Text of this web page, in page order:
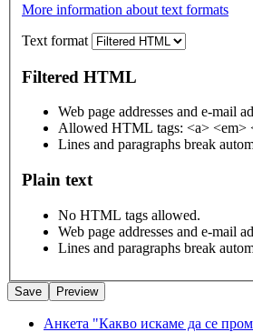
More information about text formats
Text format
Filtered HTML
Web page addresses and e-mail
Allowed HTML tags: <a> <em>
Lines and paragraphs break
Plain text
No HTML tags allowed.
Web page addresses and e-mail
Lines and paragraphs break
Анкета "Какво искаме да се